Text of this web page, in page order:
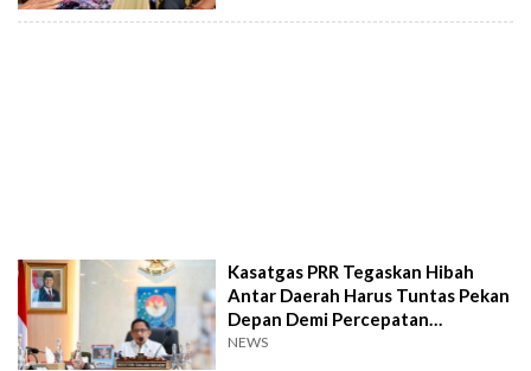
Kasatgas PRR Tegaskan Hibah
Antar Daerah Harus Tuntas Pekan
Depan Demi Percepatan
Pemulihan
NEWS